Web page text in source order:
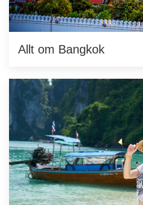
Allt om Bangkok